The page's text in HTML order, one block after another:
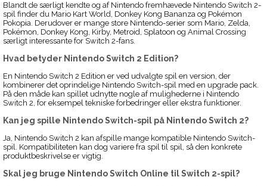
Blandt de særligt kendte og af Nintendo fremhævede Nintendo Switch 2-
spil finder du Mario Kart World, Donkey Kong Bananza og Pokémon
Pokopia. Derudover er mange store Nintendo-serier som Mario, Zelda,
Pokémon, Donkey Kong, Kirby, Metroid, Splatoon og Animal Crossing
særligt interessante for Switch 2-fans.
Hvad betyder Nintendo Switch 2 Edition?
En Nintendo Switch 2 Edition er ved udvalgte spil en version, der
kombinerer det oprindelige Nintendo Switch-spil med en upgrade pack.
På den måde kan spillet udnytte nogle af mulighederne i Nintendo
Switch 2, for eksempel tekniske forbedringer eller ekstra funktioner.
Kan jeg spille Nintendo Switch-spil på Nintendo Switch 2?
Ja, Nintendo Switch 2 kan afspille mange kompatible Nintendo Switch-
spil. Kompatibiliteten kan dog variere fra spil til spil, så den konkrete
produktbeskrivelse er vigtig.
Skal jeg bruge Nintendo Switch Online til Switch 2-spil?